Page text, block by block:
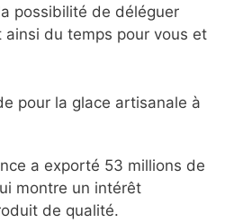
possibilité de déléguer
du temps pour vous et
pour la glace artisanale à
a exporté 53 millions de
montre un intérêt
de qualité.